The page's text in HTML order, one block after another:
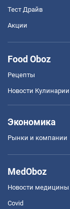
Тест Драйв
Акции
Food Oboz
Рецепты
Новости Кулинарии
Экономика
Рынки и компании
MedOboz
Новости медицины
Covid